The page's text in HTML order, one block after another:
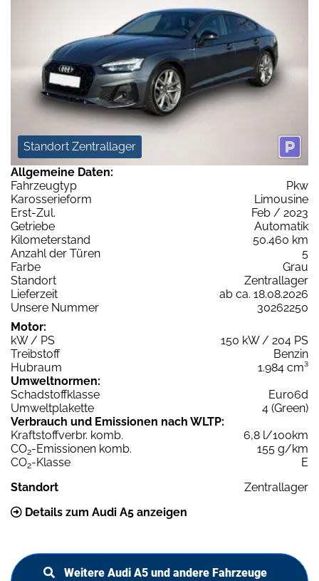
Standort Zentrallager
Allgemeine Daten:
Fahrzeugtyp
Pkw
Karosserieform
Limousine
Erst-Zul.
Feb / 2023
Getriebe
Automatik
Kilometerstand
50.460 km
Anzahl der Türen
5
Farbe
Grau
Standort
Zentrallager
Lieferzeit
ab ca. 18.08.2026
Unsere Nummer
30262250
Motor:
kW / PS
150 kW / 204 PS
Treibstoff
Benzin
Hubraum
1.984 cm³
Umweltnormen:
Schadstoffklasse
Euro6d
Umweltplakette
4 (Green)
Verbrauch und Emissionen nach WLTP:
Kraftstoffverbr. komb.
6,8 l/100km
CO2-Emissionen komb.
155 g/km
CO2-Klasse
E
Standort
Zentrallager
Details zum Audi A5 anzeigen
Weitere Audi A5 und andere Fahrzeuge